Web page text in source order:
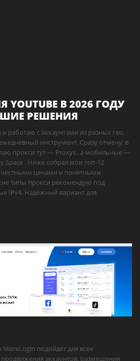
В 2026 ГОДУ
РЕШЕНИЯ
работаю с аккаунтами из разных гео,
инструмент. Сразу отмечу: в
прокси тут — Proxys , а мобильные —
. Ниже собрал мои топ-12
ценами и понятными
типы прокси рекомендую под
IPv4. Надёжный вариант для
подойдёт для всех
аккаунтов, размещения